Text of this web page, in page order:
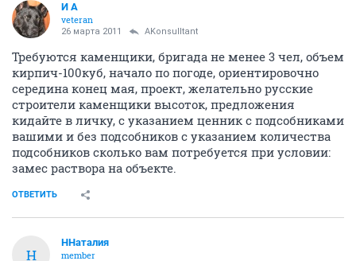
И А
veteran
26 марта 2011 AKonsulltant
Требуются каменщики, бригада не менее 3 чел, объем
кирпич-100куб, начало по погоде, ориентировочно
середина конец мая, проект, желательно русские
строители каменщики высоток, предложения
кидайте в личку, с указанием ценник с подсобниками
вашими и без подсобников с указанием количества
подсобников сколько вам потребуется при условии:
замес раствора на объекте.
ОТВЕТИТЬ
Н
ННаталия
member